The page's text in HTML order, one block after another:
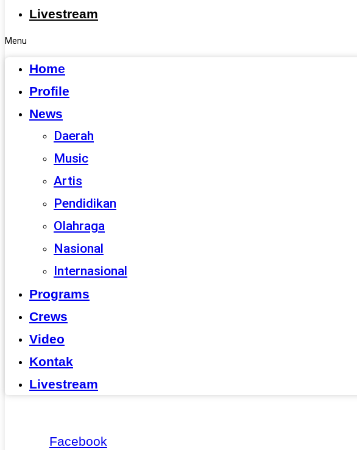
Livestream
Menu
Home
Profile
News
Daerah
Music
Artis
Pendidikan
Olahraga
Nasional
Internasional
Programs
Crews
Video
Kontak
Livestream
Facebook